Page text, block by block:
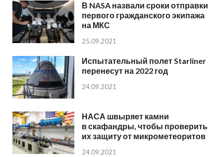
В NASA назвали сроки отправки
первого гражданского экипажа
на МКС
25.09.2021
Испытательный полет Starliner
перенесут на 2022 год
24.09.2021
НАСА швыряет камни
в скафандры, чтобы проверить
их защиту от микрометеоритов
24.09.2021